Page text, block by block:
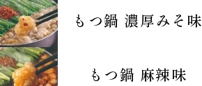
もつ鍋 濃厚みそ味
もつ鍋 麻辣味